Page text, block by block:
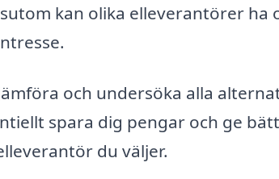
kan olika elleverantörer ha
och undersöka alla
spara dig pengar och ge
du väljer.